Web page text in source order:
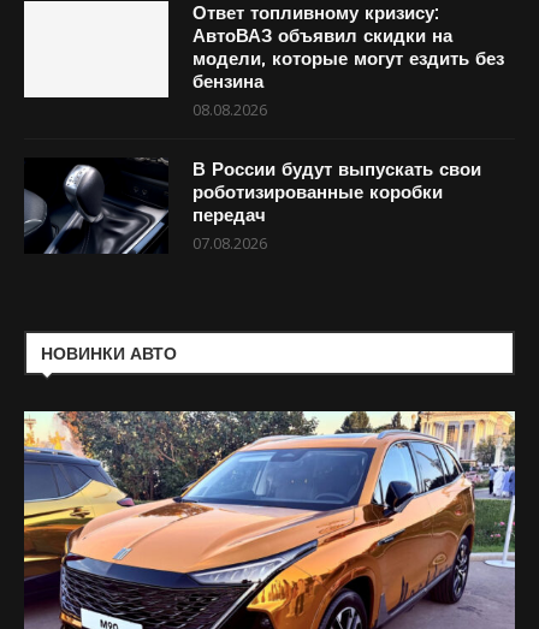
Ответ топливному кризису:
АвтоВАЗ объявил скидки на
модели, которые могут ездить без
бензина
08.08.2026
В России будут выпускать свои
роботизированные коробки
передач
07.08.2026
НОВИНКИ АВТО